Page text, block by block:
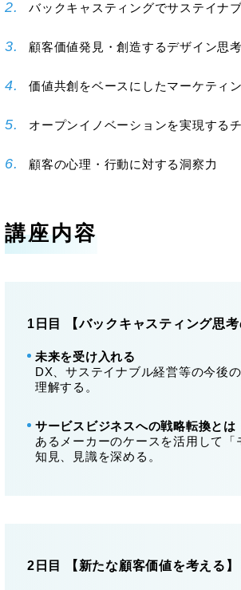
バックキャスティングでサステイナ
顧客価値発見・創造するデザイン思考
価値共創をベースにしたマーケティ
オープンイノベーションを実現する
顧客の心理・行動に対する洞察力
講座内容
1日目 【バックキャスティング思考
未来を受け入れる
DX、サステイナブル経営等の今後
理解する。
サービスビジネスへの戦略転換とは
あるメーカーのケースを活用して
知見、見識を深める。
2日目 【新たな顧客価値を考える】